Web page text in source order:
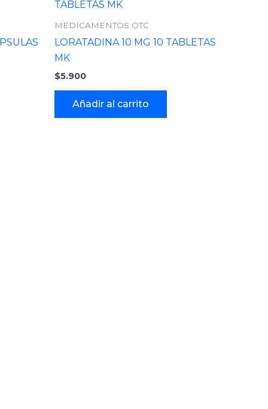
MEDICAMENTOS OTC
LORATADINA 10 MG 10 TABLETAS
MK
$5.900
Añadir al carrito